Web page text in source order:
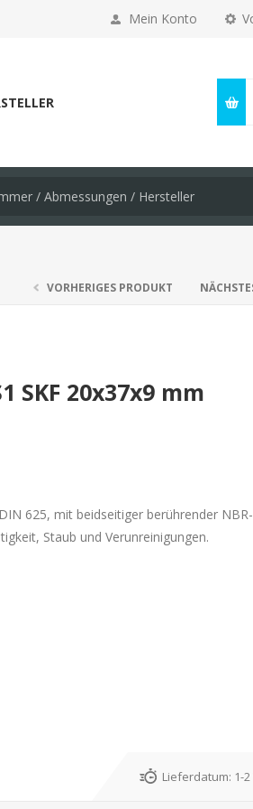
Mein Konto
VORHERIGES PRODUKT
SKF 20x37x9 mm
625, mit beidseitiger berührender NBR-
Staub und Verunreinigungen.
Lieferdatum: 1-